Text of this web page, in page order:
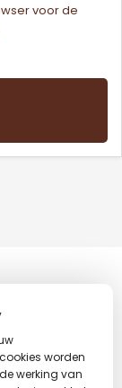
voor de
worden
werking van